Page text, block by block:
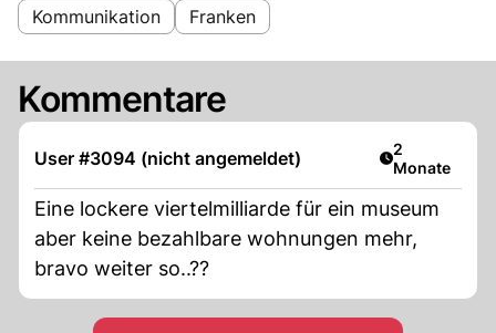
Kommunikation Franken
Kommentare
User #3094 (nicht angemeldet) Artikel
2
Monate
Eine lockere viertelmilliarde für ein museum
aber keine bezahlbare wohnungen mehr,
bravo weiter so..??